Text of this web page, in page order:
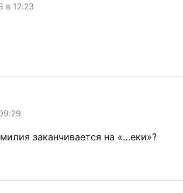
в 12:23
заканчивается на «…еки»?